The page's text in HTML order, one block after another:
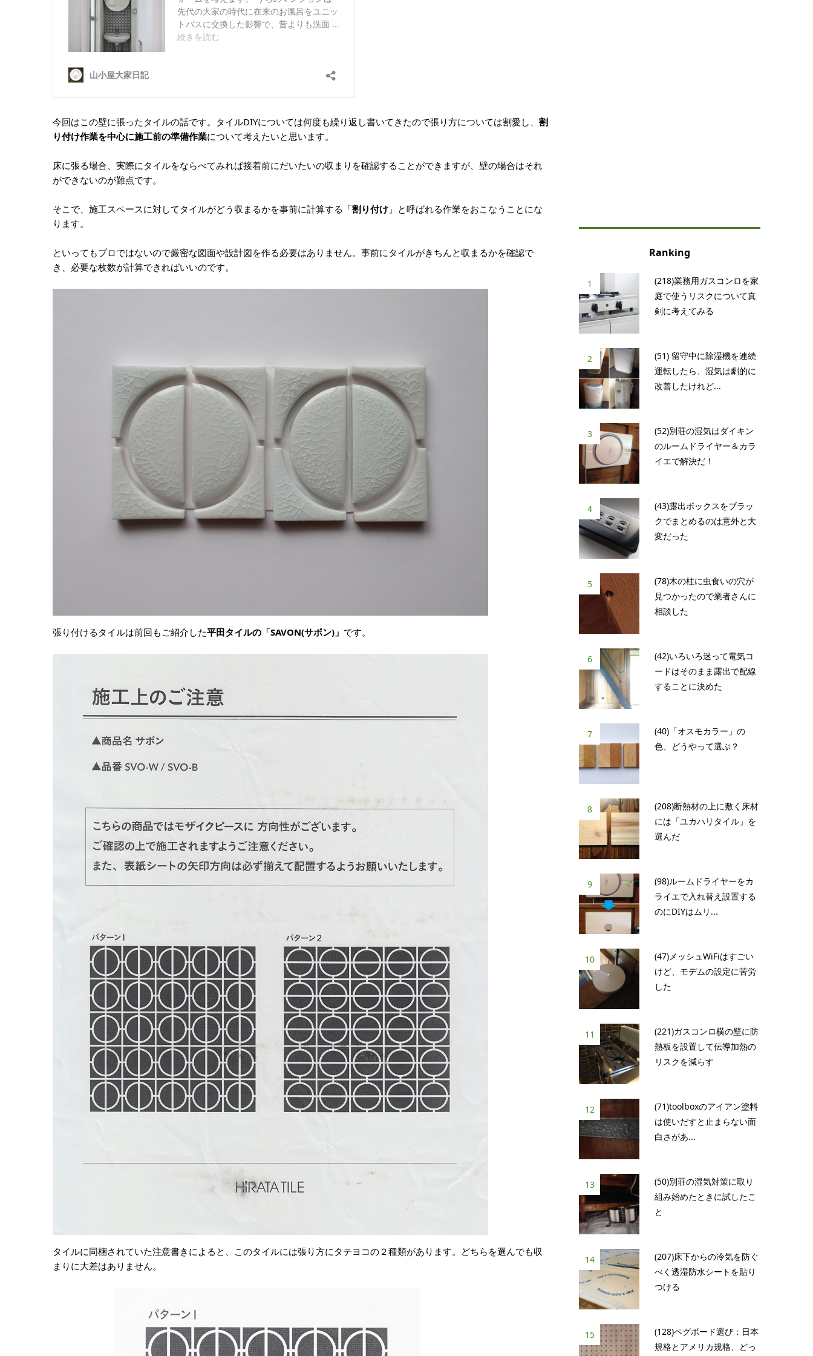
今回はこの壁に張ったタイルの話です。タイルDIYについては何度も繰り返し書いてきたので張り方については割愛し、 割
り付け作業を中心に施工前の準備作業について考えたいと思います。
床に張る場合、実際にタイルをならべてみれば接着前にだいたいの収まりを確認することができますが、壁の場合はそれ
ができないのが難点です。
そこで、施工スペースに対してタイルがどう収まるかを事前に計算する「割り付け 」と呼ばれる作業をおこなうことにな
ります。
といってもプロではないので厳密な図面や設計図を作る必要はありません。事前にタイルがきちんと収まるかを確認で
き、必要な枚数が計算できればいいのです。
張り付けるタイルは前回もご紹介した平田タイルの「SAVON(サボン)」 です。
タイルに同梱されていた注意書きによると、このタイルには張り方にタテヨコの２種類があります。どちらを選んでも収
まりに大差はありません。
Ranking
1
(218)業務用ガスコンロを家
庭で使うリスクについて真
剣に考えてみる
2
(51) 留守中に除湿機を連続
運転したら、湿気は劇的に
改善したけれど...
3
(52)別荘の湿気はダイキン
のルームドライヤー＆カラ
イエで解決だ！
4
(43)露出ボックスをブラッ
クでまとめるのは意外と大
変だった
5
(78)木の柱に虫食いの穴が
見つかったので業者さんに
相談した
6
(42)いろいろ迷って電気コ
ードはそのまま露出で配線
することに決めた
7
(40)「オスモカラー」の
色、どうやって選ぶ？
8
(208)断熱材の上に敷く床材
には「ユカハリタイル」を
選んだ
9
(98)ルームドライヤーをカ
ライエで入れ替え設置する
のにDIYはムリ...
10
(47)メッシュWiFiはすごい
けど、モデムの設定に苦労
した
11
(221)ガスコンロ横の壁に防
熱板を設置して伝導加熱の
リスクを減らす
12
(71)toolboxのアイアン塗料
は使いだすと止まらない面
白さがあ...
13
(50)別荘の湿気対策に取り
組み始めたときに試したこ
と
14
(207)床下からの冷気を防ぐ
べく透湿防水シートを貼り
つける
15
(128)ペグボード選び：日本
規格とアメリカ規格、どっ